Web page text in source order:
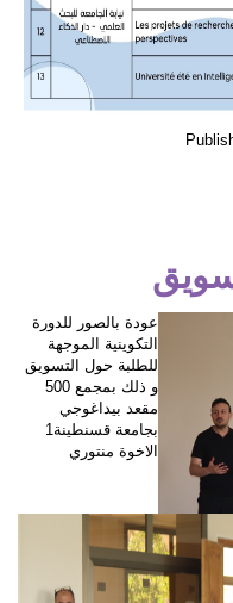
عودة بالصور للدورة
التكوينية الموجهة
للطلبة حول التسويق
و ذلك بمجمع 500
مقعد بيداغوجي
بجامعة قسنطينة1
الاخوة منتوري